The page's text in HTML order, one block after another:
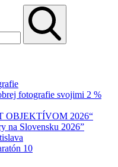
fotografie svojimi 2 %
OBJEKTÍVOM 2026“
na Slovensku 2026”
10